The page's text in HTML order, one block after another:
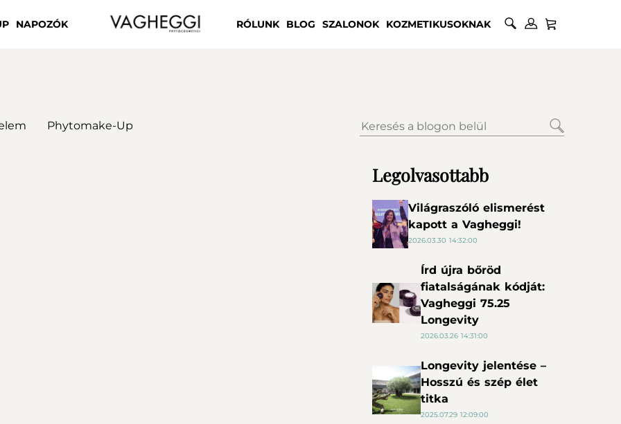
NAPOZÓK RÓLUNK BLOG SZALONOK KOZMETIKUSOKNAK
Phytomake-Up
Legolvasottabb
Világraszóló elismerést
kapott a Vagheggi!
2026.03.30 14:32:00
Írd újra bőröd
fiatalságának kódját:
Vagheggi 75.25
Longevity
2026.03.26 14:31:00
Longevity jelentése –
Hosszú és szép élet
titka
2025.07.29 12:09:00